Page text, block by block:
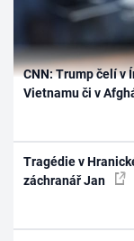
CNN: Trump čelí v
Vietnamu či v
Tragédie v
záchranář Jan